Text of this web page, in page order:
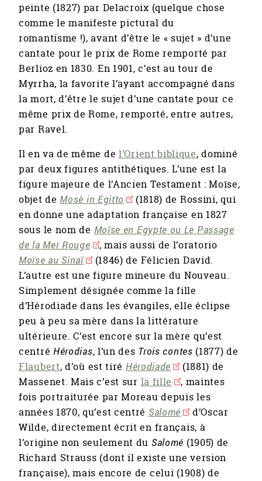
peinte (1827) par Delacroix (quelque chose
comme le manifeste pictural du
romantisme !), avant d’être le « sujet » d’une
cantate pour le prix de Rome remporté par
Berlioz en 1830. En 1901, c’est au tour de
Myrrha, la favorite l’ayant accompagné dans
la mort, d’être le sujet d’une cantate pour ce
même prix de Rome, remporté, entre autres,
par Ravel.
Il en va de même de l’Orient biblique, dominé
par deux figures antithétiques. L’une est la
figure majeure de l’Ancien Testament : Moïse,
objet deMosè in Egitto
(1818) de Rossini, qui
en donne une adaptation française en 1827
sous le nom de Moïse en Egypte ou Le Passage
de la Mer Rouge
, mais aussi de l’oratorio
Moïse au Sinaï
(1846) de Félicien David.
L’autre est une figure mineure du Nouveau.
Simplement désignée comme la fille
d’Hérodiade dans les évangiles, elle éclipse
peu à peu sa mère dans la littérature
ultérieure. C’est encore sur la mère qu’est
centré Hérodias, l’un des Trois contes (1877) de
Flaubert, d’où est tiré Hérodiade
(1881) de
Massenet. Mais c’est sur la fille
, maintes
fois portraiturée par Moreau depuis les
années 1870, qu’est centré Salomé
d’Oscar
Wilde, directement écrit en français, à
l’origine non seulement du Salomé (1905) de
Richard Strauss (dont il existe une version
française), mais encore de celui (1908) de